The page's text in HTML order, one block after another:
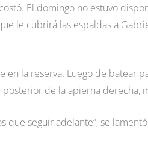
El domingo no estuvo
le cubrirá las espaldas a
en la reserva. Luego de batear
de la apierna derecha,
que seguir adelante”, se